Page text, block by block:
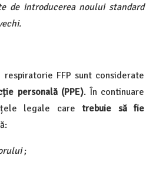
de introducerea noului standard
FFP sunt considerate
personală (PPE). În continuare
legale caretrebuie să fie
;